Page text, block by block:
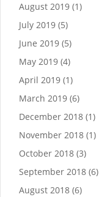
August 2019 (1)
July 2019 (5)
June 2019 (5)
May 2019 (4)
April 2019 (1)
March 2019 (6)
December 2018 (1)
November 2018 (1)
October 2018 (3)
September 2018 (6)
August 2018 (6)